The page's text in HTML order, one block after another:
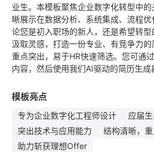
业生。本模板聚焦企业数字化转型中
晰展示在数据分析、系统集成、流程
论您是初入职场的新人，还是希望转
汲取灵感，打造一份专业、有竞争力的
重点突出，易于HR快速筛选。您可通
内容，然后使用我们AI驱动的简历生成
模板亮点
专为企业数字化工程师设计
应届
突出技术与应用能力
结构清晰，
助力斩获理想Offer